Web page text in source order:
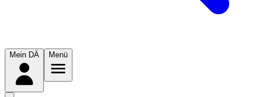
Mein DÄ Menü